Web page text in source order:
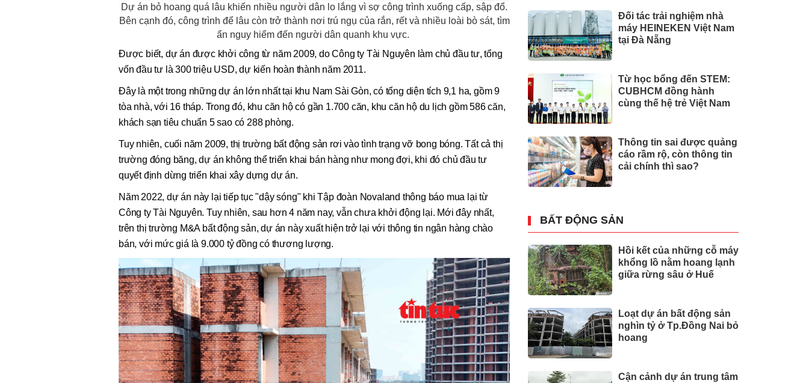
Dự án bỏ hoang quá lâu khiến nhiều người dân lo lắng vì sợ công trình xuống cấp, sập đổ.
Bên cạnh đó, công trình để lâu còn trở thành nơi trú ngụ của rắn, rết và nhiều loài bò sát, tìm
ẩn nguy hiểm đến người dân quanh khu vực.
Được biết, dự án được khởi công từ năm 2009, do Công ty Tài Nguyên làm chủ đầu tư, tổng
vốn đầu tư là 300 triệu USD, dự kiến hoàn thành năm 2011.
Đây là một trong những dự án lớn nhất tại khu Nam Sài Gòn, có tổng diện tích 9,1 ha, gồm 9
tòa nhà, với 16 tháp. Trong đó, khu căn hộ có gần 1.700 căn, khu căn hộ du lịch gồm 586 căn,
khách sạn tiêu chuẩn 5 sao có 288 phòng.
Tuy nhiên, cuối năm 2009, thị trường bất động sản rơi vào tình trạng vỡ bong bóng. Tất cả thị
trường đóng băng, dự án không thể triển khai bán hàng như mong đợi, khi đó chủ đầu tư
quyết định dừng triển khai xây dựng dự án.
Năm 2022, dự án này lại tiếp tục "dậy sóng" khi Tập đoàn Novaland thông báo mua lại từ
Công ty Tài Nguyên. Tuy nhiên, sau hơn 4 năm nay, vẫn chưa khởi động lại. Mới đây nhất,
trên thị trường M&A bất động sản, dự án này xuất hiện trở lại với thông tin ngân hàng chào
bán, với mức giá là 9.000 tỷ đồng có thương lượng.
tín năm 2026
Đối tác trải nghiệm nhà
máy HEINEKEN Việt Nam
tại Đà Nẵng
Từ học bổng đến STEM:
CUBHCM đồng hành
cùng thế hệ trẻ Việt Nam
Thông tin sai được quảng
cáo rầm rộ, còn thông tin
cải chính thì sao?
BẤT ĐỘNG SẢN
Hồi kết của những cỗ máy
khổng lồ nằm hoang lạnh
giữa rừng sâu ở Huế
Loạt dự án bất động sản
nghìn tỷ ở Tp.Đồng Nai bỏ
hoang
Cận cảnh dự án trung tâm